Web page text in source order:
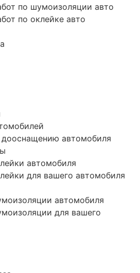
по шумоизоляции авто
по оклейке авто
дооснащению автомобиля
автомобиля
для вашего автомобиля
автомобиля
для вашего